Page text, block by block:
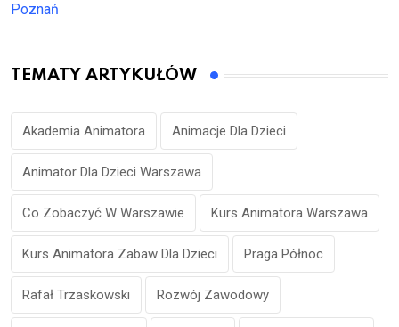
Poznań
TEMATY ARTYKUŁÓW
Akademia Animatora Animacje Dla Dzieci
Animator Dla Dzieci Warszawa
Co Zobaczyć W Warszawie Kurs Animatora Warszawa
Kurs Animatora Zabaw Dla Dzieci Praga Północ
Rafał Trzaskowski Rozwój Zawodowy